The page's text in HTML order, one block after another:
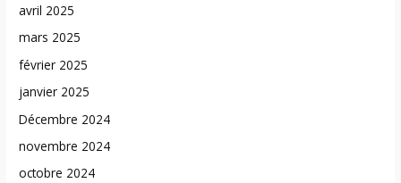
avril 2025
mars 2025
février 2025
janvier 2025
Décembre 2024
novembre 2024
octobre 2024